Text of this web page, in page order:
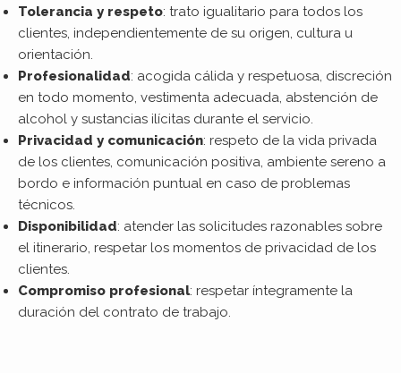
Tolerancia y respeto: trato igualitario para todos los
clientes, independientemente de su origen, cultura u
orientación.
Profesionalidad: acogida cálida y respetuosa, discreción
en todo momento, vestimenta adecuada, abstención de
alcohol y sustancias ilícitas durante el servicio.
Privacidad y comunicación: respeto de la vida privada
de los clientes, comunicación positiva, ambiente sereno a
bordo e información puntual en caso de problemas
técnicos.
Disponibilidad: atender las solicitudes razonables sobre
el itinerario, respetar los momentos de privacidad de los
clientes.
Compromiso profesional: respetar íntegramente la
duración del contrato de trabajo.